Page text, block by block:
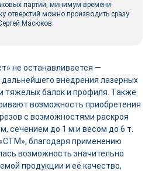
партий, минимум времени
отверстий можно производить сразу
Масюков.
не останавливается —
внедрения лазерных
тяжёлых балок и профиля. Также
возможность приобретения
с возможностями раскроя
сечением до 1 м и весом до 6 т.
благодаря применению
возможность значительно
продукции и её качество,